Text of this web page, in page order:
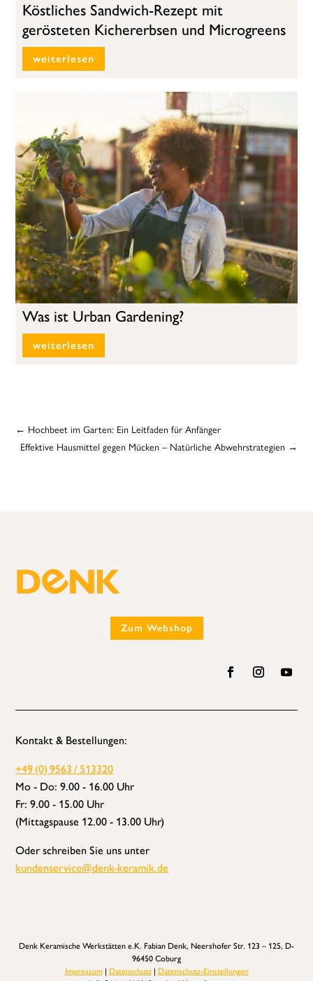
Köstliches Sandwich-Rezept mit
gerösteten Kichererbsen und Microgreens
weiterlesen
Was ist Urban Gardening?
weiterlesen
← Hochbeet im Garten: Ein Leitfaden für Anfänger
Effektive Hausmittel gegen Mücken – Natürliche Abwehrstrategien →
Zum Webshop
Kontakt & Bestellungen:
+49 (0) 9563 / 513320
Mo - Do: 9.00 - 16.00 Uhr
Fr: 9.00 - 15.00 Uhr
(Mittagspause 12.00 - 13.00 Uhr)
Oder schreiben Sie uns unter
kundenservice@denk-keramik.de
Denk Keramische Werkstätten e.K. Fabian Denk, Neershofer Str. 123 – 125, D-
96450 Coburg
Impressum| Datenschutz| Datenschutz-Einstellungen